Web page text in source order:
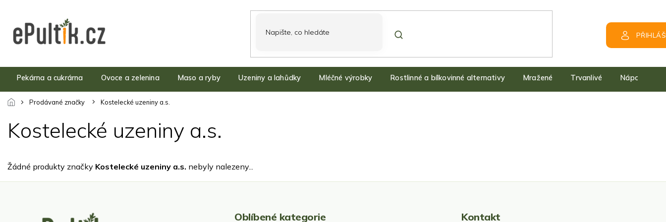
obsah
Pekárna a cukrárna Ovoce a zelenina Maso a ryby Uzeniny a lahůdky Mléčné výrobky Rostlinné a bílkovinné alternativy Mražené Trvanlivé Nápoje
Prodávané značky Kostelecké uzeniny a.s.
Kostelecké uzeniny a.s.
Žádné produkty značky Kostelecké uzeniny a.s. nebyly nalezeny...
Oblíbené kategorie Kontakt